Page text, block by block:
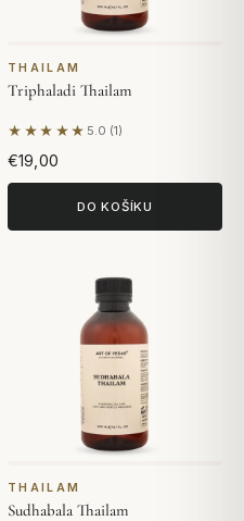
THAILAM
Triphaladi Thailam
★★★★★ 5.0 (1)
Na základě 1 hodnocení
€19,00
DO KOŠÍKU
THAILAM
Sudhabala Thailam